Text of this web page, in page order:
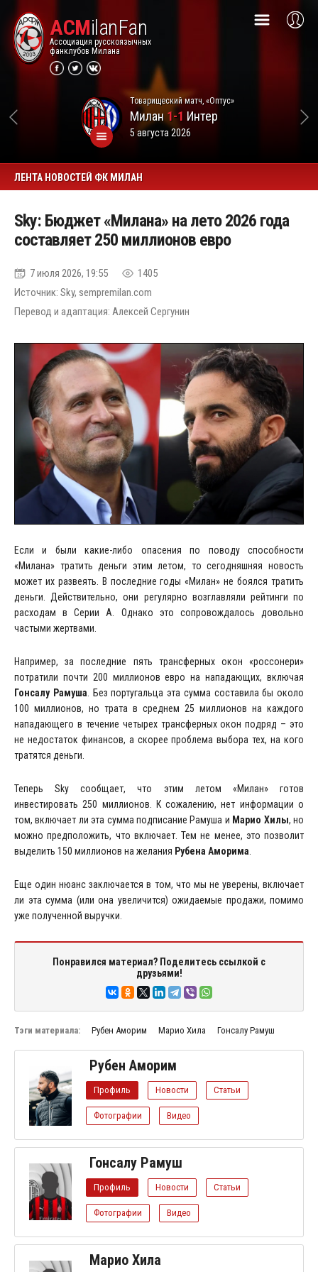
ACMilanFan
Ассоциация русскоязычных
фанклубов Милана
Товарищеский матч, «Оптус»
Милан1-1 Интер
5 августа 2026
ЛЕНТА НОВОСТЕЙ ФК МИЛАН
Sky: Бюджет «Милана» на лето 2026 года
составляет 250 миллионов евро
7 июля 2026, 19:55
1405
Источник: Sky, sempremilan.com
Перевод и адаптация: Алексей Сергунин
Если и были какие-либо опасения по поводу способности
«Милана» тратить деньги этим летом, то сегодняшняя новость
может их развеять. В последние годы «Милан» не боялся тратить
деньги. Действительно, они регулярно возглавляли рейтинги по
расходам в Серии А. Однако это сопровождалось довольно
частыми жертвами.
Например, за последние пять трансферных окон «россонери»
потратили почти 200 миллионов евро на нападающих, включая
Гонсалу Рамуша . Без португальца эта сумма составила бы около
100 миллионов, но трата в среднем 25 миллионов на каждого
нападающего в течение четырех трансферных окон подряд – это
не недостаток финансов, а скорее проблема выбора тех, на кого
тратятся деньги.
Теперь Sky сообщает, что этим летом «Милан» готов
инвестировать 250 миллионов. К сожалению, нет информации о
том, включает ли эта сумма подписание Рамуша и Марио Хилы, но
можно предположить, что включает. Тем не менее, это позволит
выделить 150 миллионов на желания Рубена Аморима
Еще один нюанс заключается в том, что мы не уверены, включает
ли эта сумма (или она увеличится) ожидаемые продажи, помимо
уже полученной выручки.
Понравился материал? Поделитесь ссылкой с
друзьями!
Тэги материала: Рубен Аморим Марио Хила Гонсалу Рамуш
Рубен Аморим
Профиль Новости Статьи
Фотографии Видео
Гонсалу Рамуш
Профиль Новости Статьи
Фотографии Видео
Марио Хила